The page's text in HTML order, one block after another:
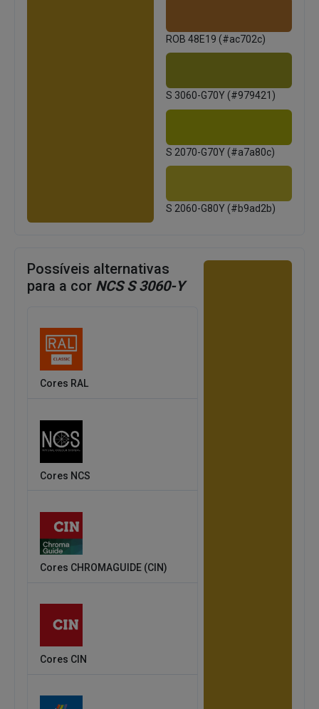
ROB 48E19 (#ac702c)
S 3060-G70Y (#979421)
S 2070-G70Y (#a7a80c)
S 2060-G80Y (#b9ad2b)
Possíveis alternativas
para a cor NCS S 3060-Y
Cores RAL
Cores NCS
Cores CHROMAGUIDE (CIN)
Cores CIN